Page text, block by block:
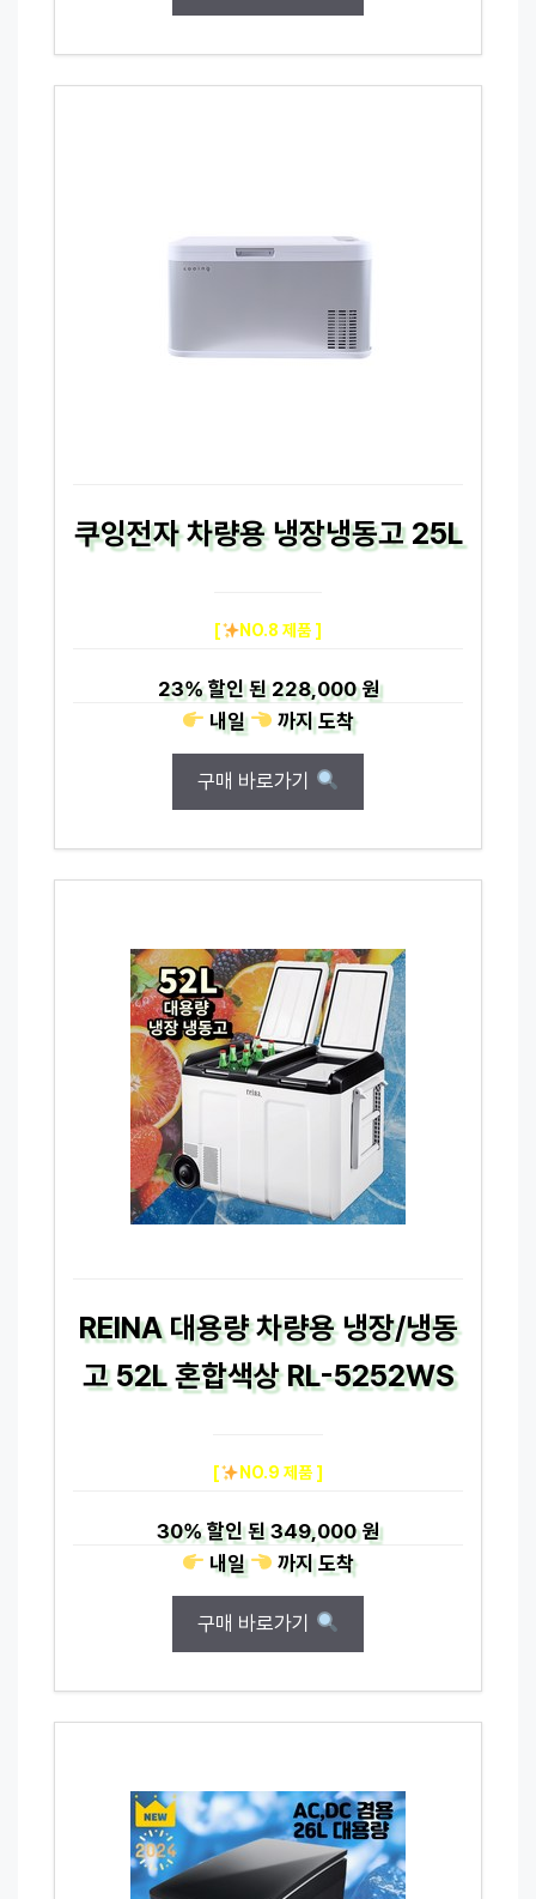
쿠잉전자 차량용 냉장냉동고 25L
[ NO.8 제품 ]
23%할인 된228,000 원
내일
까지도착
구매 바로가기
REINA 대용량 차량용 냉장/냉동
고 52L 혼합색상 RL-5252WS
[ NO.9 제품 ]
30%할인 된349,000 원
내일
까지도착
구매 바로가기